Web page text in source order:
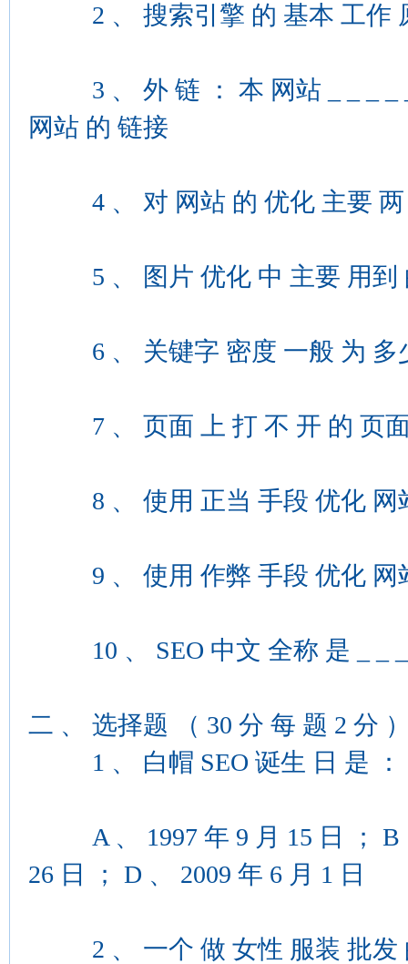
2 、 搜索引擎 的 基本 工作 原
3 、 外 链 ： 本 网站 _ _ _ _ _
网站 的 链接
4 、 对 网站 的 优化 主要 两
5 、 图片 优化 中 主要 用到 的
6 、 关键字 密度 一般 为 多少
7 、 页面 上 打 不 开 的 页面
8 、 使用 正当 手段 优化 网站
9 、 使用 作弊 手段 优化 网站
10 、 SEO 中文 全称 是 _ _ _
二 、 选择题 （ 30 分 每 题 2 分
1 、 白帽 SEO 诞生 日 是 ：
A 、 1997 年 9 月 15 日 ； B
26 日 ； D 、 2009 年 6 月 1 日
2 、 一个 做 女性 服装 批发